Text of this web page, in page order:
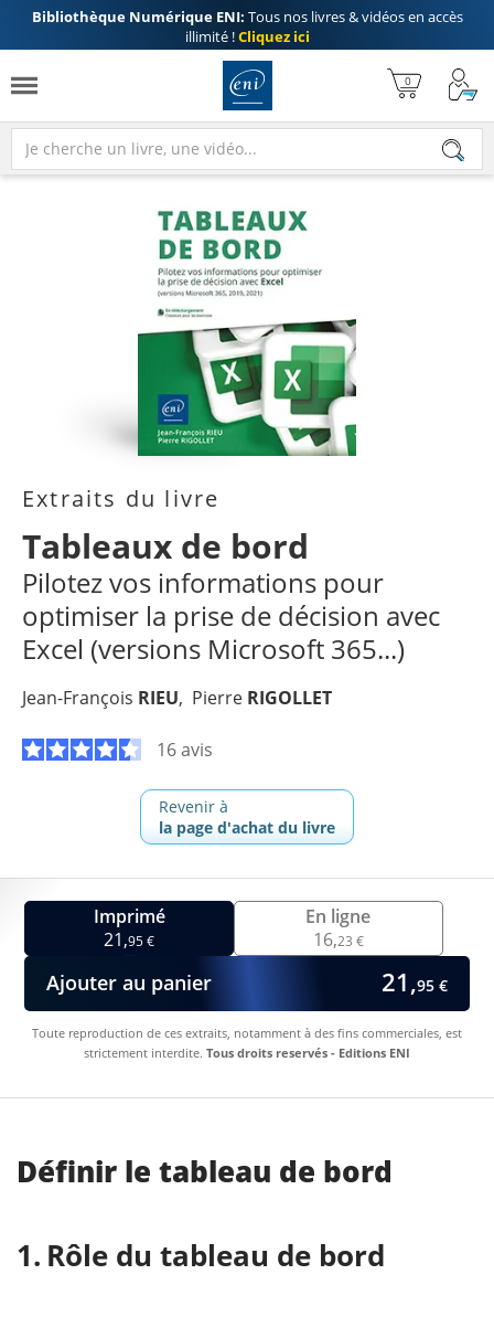
Bibliothèque Numérique ENI: Tous nos livres & vidéos en accès
illimité !Cliquez ici
Extraits du livre
Tableaux de bord
Pilotez vos informations pour
optimiser la prise de décision avec
Excel (versions Microsoft 365...)
Jean-François RIEU Pierre RIGOLLET
16 avis
Revenir à
la page d'achat du livre
Imprimé
21,95 €
En ligne
16,23 €
Ajouter au panier 21,95 €
Toute reproduction de ces extraits, notamment à des fins commerciales, est
strictement interdite. Tous droits reservés - Editions ENI
Définir le tableau de bord
Rôle du tableau de bord